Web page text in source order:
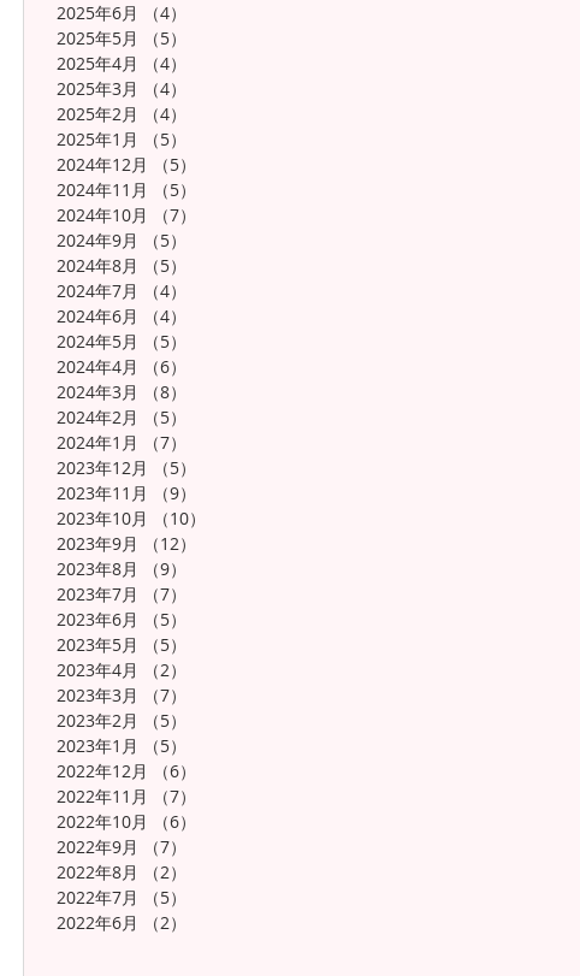
2025年6月
（4）
2025年5月
（5）
2025年4月
（4）
2025年3月
（4）
2025年2月
（4）
2025年1月
（5）
2024年12月
（5）
2024年11月
（5）
2024年10月
（7）
2024年9月
（5）
2024年8月
（5）
2024年7月
（4）
2024年6月
（4）
2024年5月
（5）
2024年4月
（6）
2024年3月
（8）
2024年2月
（5）
2024年1月
（7）
2023年12月
（5）
2023年11月
（9）
2023年10月
（10）
2023年9月
（12）
2023年8月
（9）
2023年7月
（7）
2023年6月
（5）
2023年5月
（5）
2023年4月
（2）
2023年3月
（7）
2023年2月
（5）
2023年1月
（5）
2022年12月
（6）
2022年11月
（7）
2022年10月
（6）
2022年9月
（7）
2022年8月
（2）
2022年7月
（5）
2022年6月
（2）